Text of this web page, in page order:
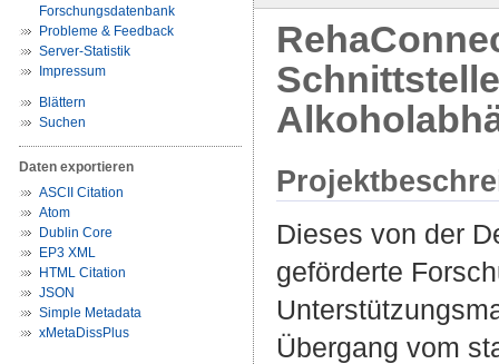
Forschungsdatenbank
Probleme & Feedback
Server-Statistik
Impressum
Blättern
Suchen
Daten exportieren
ASCII Citation
Atom
Dublin Core
EP3 XML
HTML Citation
JSON
Simple Metadata
xMetaDissPlus
Dieses von der
geförderte
Übergang vom